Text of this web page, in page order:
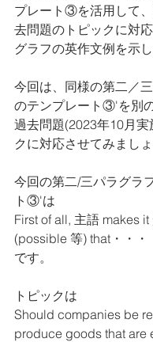
プレート③を活用して
去問題のトピックに対
グラフの英作文例を示し
今回は、同様の第二／
のテンプレート③'を別
過去問題(2023年10月実
クに対応させてみましょ
今回の第二/三パラグラ
ト③'は
First of all, 主語 makes it
(possible 等) that・・・
です。
トピックは
Should companies be
produce goods that are